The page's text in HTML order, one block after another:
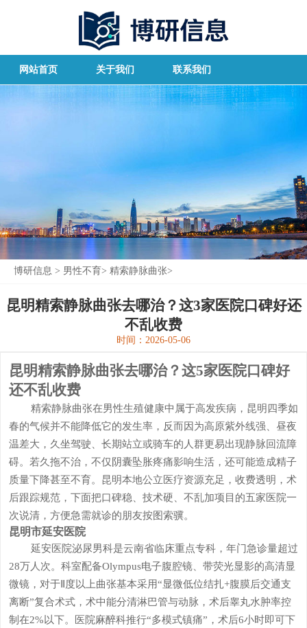
网站首页 关于我们 联系我们
博研信息 > 男性不育>精索静脉曲张>
昆明精索静脉曲张去哪治？这3家医院口碑好还
不乱收费
时间：2026-05-06
昆明精索静脉曲张去哪治？这5家医院口碑好
还不乱收费
精索静脉曲张在男性生殖健康中属于高发疾病，昆明四季如
春的气候并不能降低它的发生率，反而因为高原紫外线强、昼夜
温差大，久坐驾驶、长期站立或骑车的人群更易出现静脉回流障
碍。若久拖不治，不仅阴囊坠胀疼痛影响生活，还可能造成精子
质量下降甚至不育。昆明本地公立医疗资源充足，收费透明，术
后跟踪规范，下面把口碑稳、技术硬、不乱加项目的五家医院一
次说清，方便急需就诊的朋友按图索骥。
昆明市延安医院
延安医院泌尿男科是云南省临床重点专科，年门急诊量超过
28万人次。科室配备Olympus电子腹腔镜、带荧光显影的高清显
微镜，对于Ⅱ度以上曲张基本采用“显微低位结扎+腹膜后交通支
离断”复合术式，术中能分清淋巴管与动脉，术后睾丸水肿率控
制在2%以下。医院麻醉科推行“多模式镇痛”，术后6小时即可下